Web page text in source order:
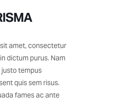
amet, consectetur
dictum purus. Nam
tempus
quis sem risus.
fames ac ante